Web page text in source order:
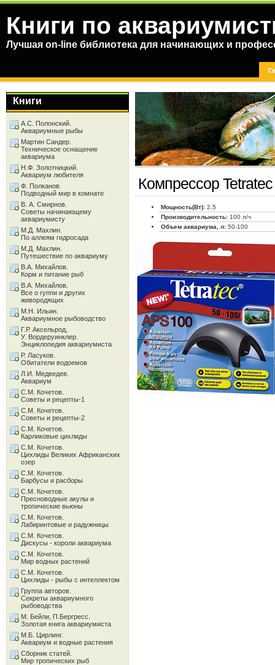
Книги по
Лучшая on-line библиотека для начинающих и
Компрессор
Мощность(Вт): 2,5
Производительность: 100 л/ч
Объем аквариума, л: 50-100
Книги
А.С. Полонский.
Аквариумные рыбы
Мартин Сандер.
Техническое оснащение
аквариума
Н.Ф. Золотницкий.
Аквариум любителя
Ф. Полканов.
Подводный мир в комнате
В. А. Смирнов.
Советы начинающему
аквариумисту
М.Д. Махлин.
По аллеям гидросада
М.Д. Махлин.
Путешествие по аквариуму
В.А. Михайлов.
Корм и питание рыб
В.А. Михайлов.
Все о гуппи и других
живородящих
М.Н. Ильин.
Аквариумное рыбоводство
Г.Р. Аксельрод,
У. Вордеруинклер.
Энциклопедия аквариумиста
Р. Ласуков.
Обитатели водоемов
Л.И. Медведев.
Аквариум
С.М. Кочетов.
Советы и рецепты-1
С.М. Кочетов.
Советы и рецепты-2
С.М. Кочетов.
Карликовые цихлиды
С.М. Кочетов.
Цихлиды Великих Африканских
озер
С.М. Кочетов.
Барбусы и расборы
С.М. Кочетов.
Пресноводные акулы и
тропические вьюны
С.М. Кочетов.
Лабиринтовые и радужницы
С.М. Кочетов.
Дискусы - короли аквариума
С.М. Кочетов.
Мир водных растений
С.М. Кочетов.
Цихлиды - рыбы с интеллектом
Группа авторов.
Секреты аквариумного
рыбоводства
М. Бейли, П.Бергресс.
Золотая книга аквариумиста
М.Б. Цирлинг.
Аквариум и водные растения
Сборник статей.
Мир тропических рыб